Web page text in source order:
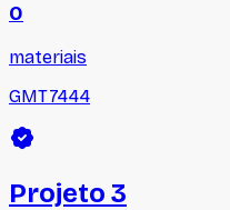
0
materiais
GMT7444
Projeto 3